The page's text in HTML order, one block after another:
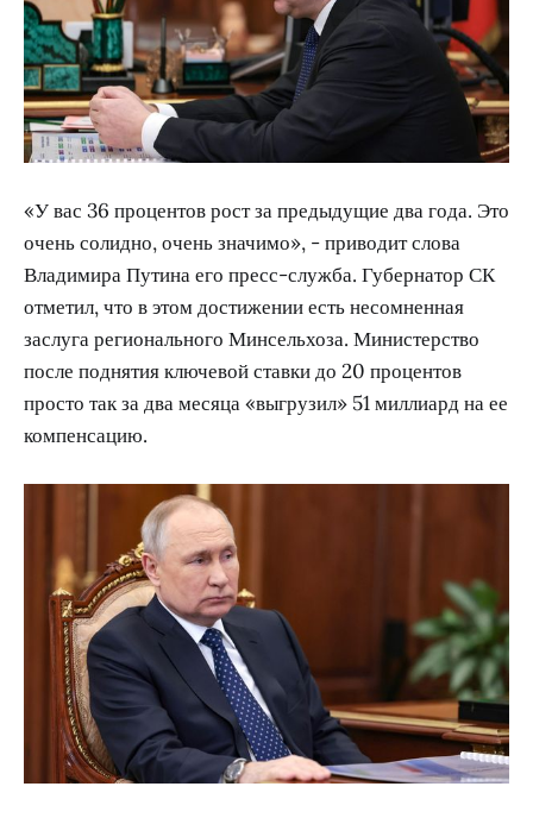
«У вас 36 процентов рост за предыдущие два года. Это
очень солидно, очень значимо», - приводит слова
Владимира Путина его пресс-служба. Губернатор СК
отметил, что в этом достижении есть несомненная
заслуга регионального Минсельхоза. Министерство
после поднятия ключевой ставки до 20 процентов
просто так за два месяца «выгрузил» 51 миллиард на ее
компенсацию.